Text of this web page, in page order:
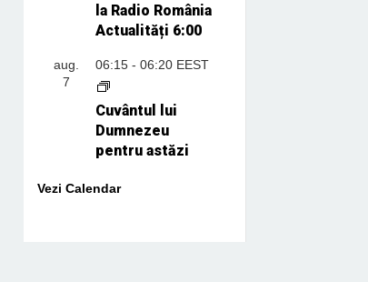
la Radio România
Actualități 6:00
aug.
7
06:15- 06:20 EEST
Cuvântul lui
Dumnezeu
pentru astăzi
Vezi Calendar